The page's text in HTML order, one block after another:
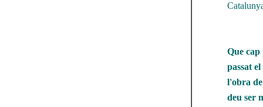
Que
passat
l'obra
deu ser